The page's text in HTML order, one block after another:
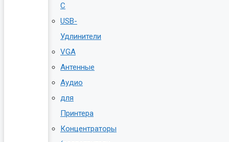
C
USB-
Удлинители
VGA
Антенные
Аудио
для
Принтера
Концентраторы